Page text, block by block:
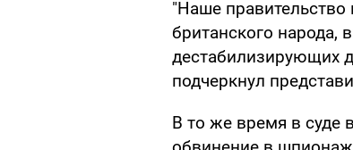
"Наше
британского народа,
дестабилизирующих
подчеркнул
В то же время в суде